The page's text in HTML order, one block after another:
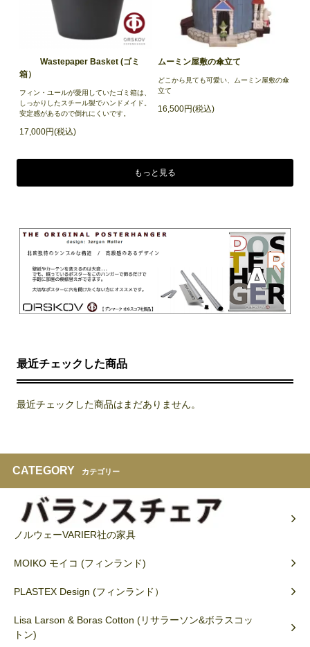
Wastepaper Basket (ゴミ
箱）
フィン・ユールが愛用していたゴミ箱は、
しっかりしたスチール製でハンドメイド。
安定感があるので倒れにくいです。
17,000円(税込)
ムーミン屋敷の傘立て
どこから見ても可愛い、ムーミン屋敷の傘
立て
16,500円(税込)
もっと見る
最近チェックした商品
最近チェックした商品はまだありません。
CATEGORY カテゴリー
ノルウェーVARIER社の家具
MOIKO モイコ (フィンランド)
PLASTEX Design (フィンランド）
Lisa Larson & Boras Cotton (リサラーソン&ボラスコッ
トン)